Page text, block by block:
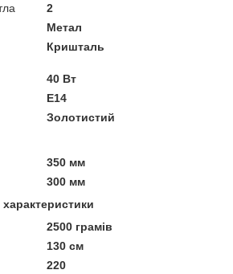
2
Метал
Кришталь
40 Вт
E14
Золотистий
350 мм
300 мм
2500 грамів
130 см
220